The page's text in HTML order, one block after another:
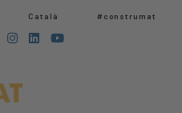
Català #construmat